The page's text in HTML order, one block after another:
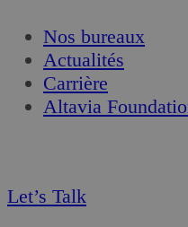
Nos bureaux
Actualités
Carrière
Altavia
Let’s Talk